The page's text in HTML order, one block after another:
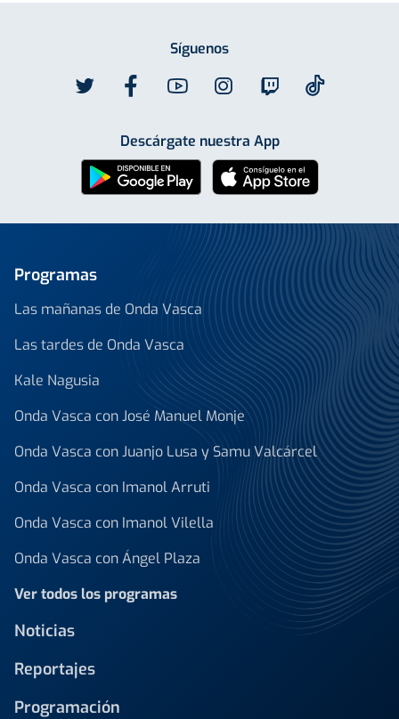
Síguenos
Descárgate nuestra App
Programas
Las mañanas de Onda Vasca
Las tardes de Onda Vasca
Kale Nagusia
Onda Vasca con José Manuel Monje
Onda Vasca con Juanjo Lusa y Samu Valcárcel
Onda Vasca con Imanol Arruti
Onda Vasca con Imanol Vilella
Onda Vasca con Ángel Plaza
Ver todos los programas
Noticias
Reportajes
Programación